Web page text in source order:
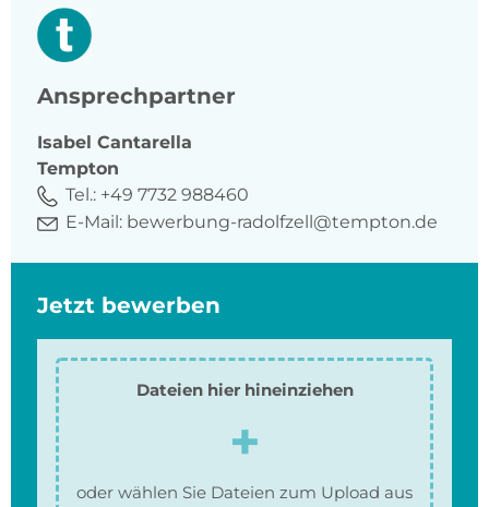
Ansprechpartner
Isabel Cantarella
Tempton
Tel.: +49 7732 988460
E-Mail: bewerbung-radolfzell@tempton.de
Jetzt bewerben
Dateien hier hineinziehen
oder wählen Sie Dateien zum Upload aus